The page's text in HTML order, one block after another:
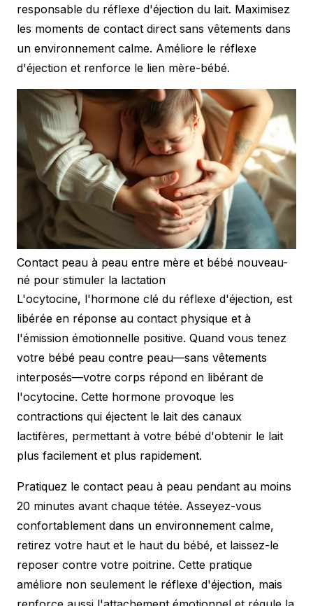
responsable du réflexe d'éjection du lait. Maximisez
les moments de contact direct sans vêtements dans
un environnement calme. Améliore le réflexe
d'éjection et renforce le lien mère-bébé.
Contact peau à peau entre mère et bébé nouveau-
né pour stimuler la lactation
L'ocytocine, l'hormone clé du réflexe d'éjection, est
libérée en réponse au contact physique et à
l'émission émotionnelle positive. Quand vous tenez
votre bébé peau contre peau—sans vêtements
interposés—votre corps répond en libérant de
l'ocytocine. Cette hormone provoque les
contractions qui éjectent le lait des canaux
lactifères, permettant à votre bébé d'obtenir le lait
plus facilement et plus rapidement.
Pratiquez le contact peau à peau pendant au moins
20 minutes avant chaque tétée. Asseyez-vous
confortablement dans un environnement calme,
retirez votre haut et le haut du bébé, et laissez-le
reposer contre votre poitrine. Cette pratique
améliore non seulement le réflexe d'éjection, mais